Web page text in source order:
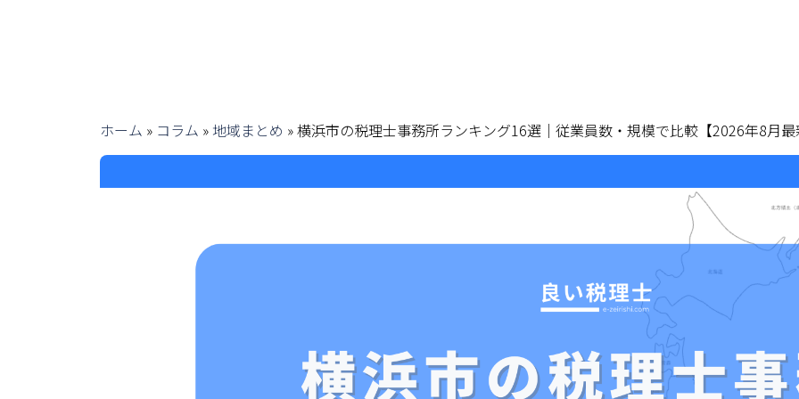
ホーム » コラム » 地域まとめ »横浜市の税理士事務所ランキング16選｜従業員数・規模で比較【2026年8月